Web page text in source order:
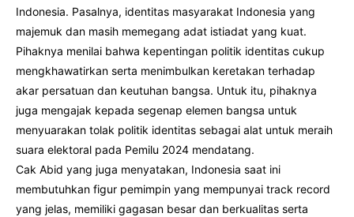
Indonesia. Pasalnya, identitas masyarakat Indonesia yang
majemuk dan masih memegang adat istiadat yang kuat.
Pihaknya menilai bahwa kepentingan politik identitas cukup
mengkhawatirkan serta menimbulkan keretakan terhadap
akar persatuan dan keutuhan bangsa. Untuk itu, pihaknya
juga mengajak kepada segenap elemen bangsa untuk
menyuarakan tolak politik identitas sebagai alat untuk meraih
suara elektoral pada Pemilu 2024 mendatang.
Cak Abid yang juga menyatakan, Indonesia saat ini
membutuhkan figur pemimpin yang mempunyai track record
yang jelas, memiliki gagasan besar dan berkualitas serta